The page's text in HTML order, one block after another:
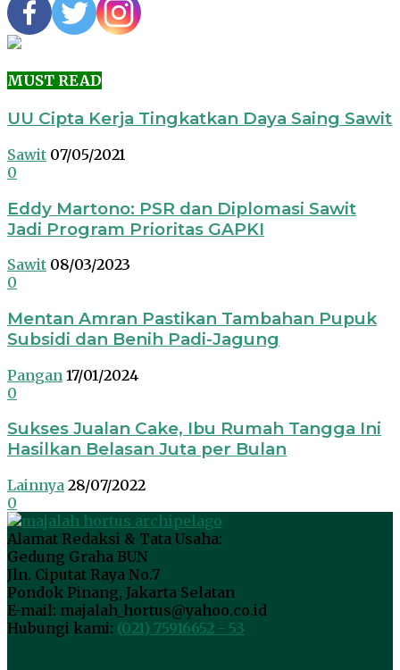
MUST READ
UU Cipta Kerja Tingkatkan Daya Saing Sawit
Sawit 07/05/2021
0
Eddy Martono: PSR dan Diplomasi Sawit
Jadi Program Prioritas GAPKI
Sawit 08/03/2023
0
Mentan Amran Pastikan Tambahan Pupuk
Subsidi dan Benih Padi-Jagung
Pangan 17/01/2024
0
Sukses Jualan Cake, Ibu Rumah Tangga Ini
Hasilkan Belasan Juta per Bulan
Lainnya 28/07/2022
0
Alamat Redaksi & Tata Usaha:
Gedung Graha BUN
Jln. Ciputat Raya No.7
Pondok Pinang, Jakarta Selatan
E-mail: majalah_hortus@yahoo.co.id
Hubungi kami: (021) 75916652 - 53